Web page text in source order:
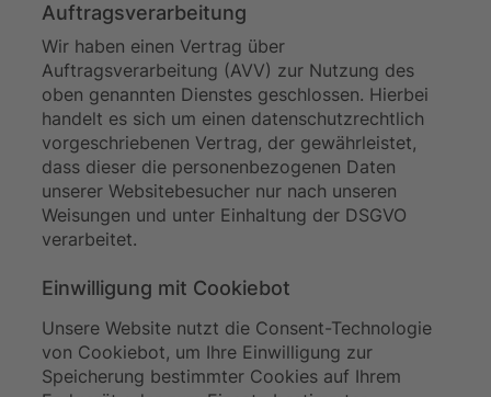
Auftragsverarbeitung
Wir haben einen Vertrag über
Auftragsverarbeitung (AVV) zur Nutzung des
oben genannten Dienstes geschlossen. Hierbei
handelt es sich um einen datenschutzrechtlich
vorgeschriebenen Vertrag, der gewährleistet,
dass dieser die personenbezogenen Daten
unserer Websitebesucher nur nach unseren
Weisungen und unter Einhaltung der DSGVO
verarbeitet.
Einwilligung mit Cookiebot
Unsere Website nutzt die Consent-Technologie
von Cookiebot, um Ihre Einwilligung zur
Speicherung bestimmter Cookies auf Ihrem